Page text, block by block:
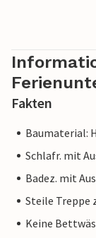
Fakten
Baumaterial:
Schlafr. mit
Badez. mit
Steile Treppe
Keine